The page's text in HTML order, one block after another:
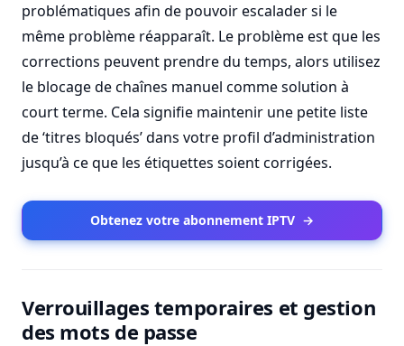
problématiques afin de pouvoir escalader si le
même problème réapparaît. Le problème est que les
corrections peuvent prendre du temps, alors utilisez
le blocage de chaînes manuel comme solution à
court terme. Cela signifie maintenir une petite liste
de ‘titres bloqués’ dans votre profil d’administration
jusqu’à ce que les étiquettes soient corrigées.
Obtenez votre abonnement IPTV →
Verrouillages temporaires et gestion
des mots de passe